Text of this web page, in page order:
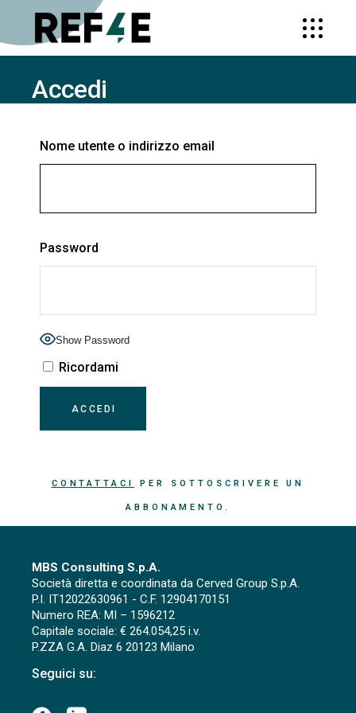
Accedi
Nome utente o indirizzo email
Password
Show Password
Ricordami
CONTATTACI PER SOTTOSCRIVERE UN
ABBONAMENTO.
MBS Consulting S.p.A.
Società diretta e coordinata da Cerved Group S.p.A.
P.I. IT12022630961 - C.F. 12904170151
Numero REA: MI – 1596212
Capitale sociale: € 264.054,25 i.v.
P.ZZA G.A. Diaz 6 20123 Milano
Seguici su: